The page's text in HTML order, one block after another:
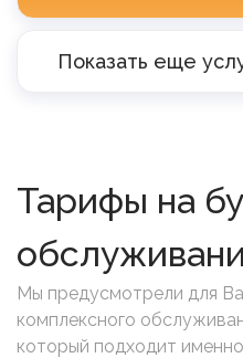
Показать еще
Тарифы на
Мы предусмотрели для
комплексного
который подходит